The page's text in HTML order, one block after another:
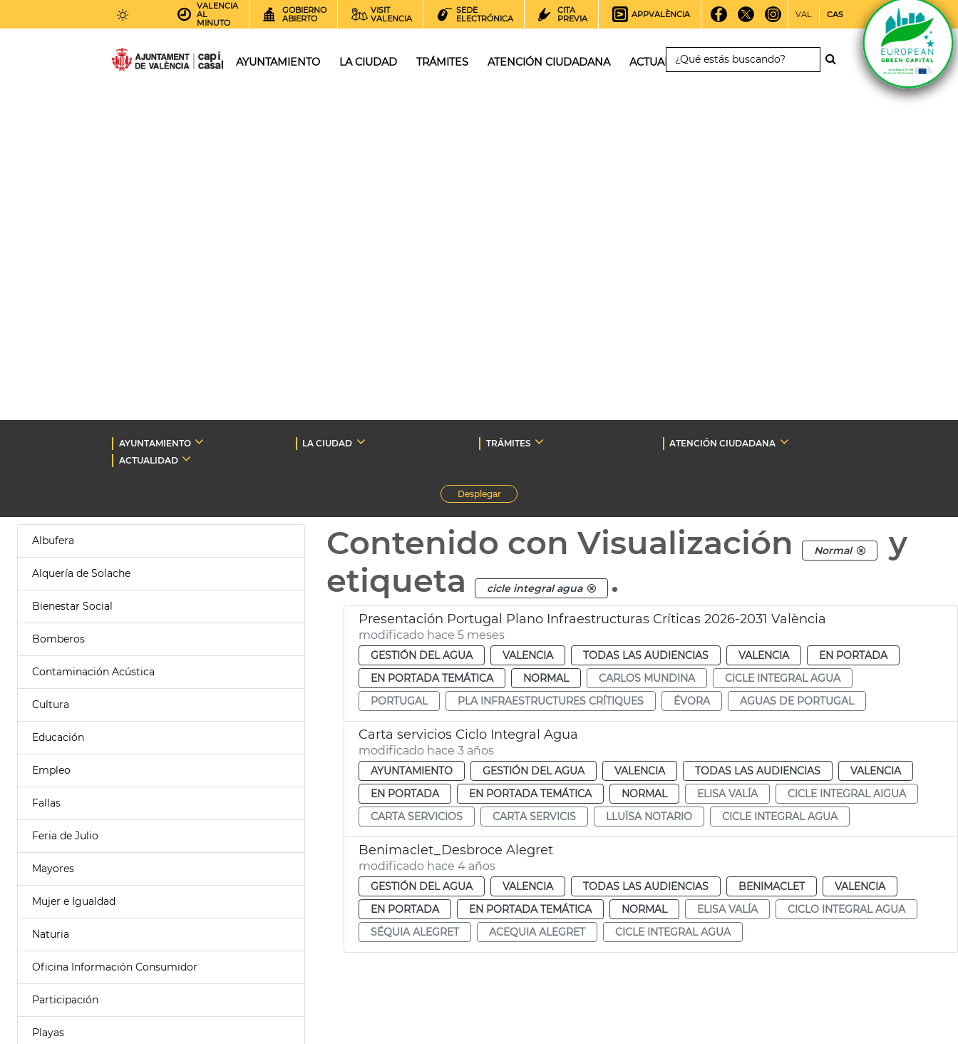
AEMET.GRADOS
VALENCIA
AL
MINUTO
GOBIERNO
ABIERTO
VISIT
VALENCIA
SEDE
ELECTRÓNICA
CITA
PREVIA
APPVALÈNCIA VAL CAS
AYUNTAMIENTO LA CIUDAD TRÁMITES ATENCIÓN CIUDADANA ACTUALIDAD
AYUNTAMIENTO LA CIUDAD TRÁMITES
ATENCIÓN CIUDADANA
ACTUALIDAD
Desplegar
Albufera
Alquería de Solache
Bienestar Social
Bomberos
Contaminación Acústica
Cultura
Educación
Empleo
Fallas
Feria de Julio
Mayores
Mujer e Igualdad
Naturia
Oficina Información Consumidor
Participación
Playas
Contenido con Visualización Normal
y
etiqueta
cicle integral agua .
Presentación Portugal Plano Infraestructuras Críticas 2026-2031 València
modificado hace 5 meses
GESTIÓN DEL AGUA VALENCIA TODAS LAS AUDIENCIAS VALENCIA
EN PORTADA
EN PORTADA TEMÁTICA
NORMAL CARLOS MUNDINA
CICLE INTEGRAL AGUA
PORTUGAL
PLA INFRAESTRUCTURES CRÍTIQUES ÉVORA AGUAS DE PORTUGAL
Carta servicios Ciclo Integral Agua
modificado hace 3 años
AYUNTAMIENTO GESTIÓN DEL AGUA VALENCIA TODAS LAS AUDIENCIAS
VALENCIA
EN PORTADA
EN PORTADA TEMÁTICA NORMAL ELISA VALÍA
CICLE INTEGRAL AIGUA
CARTA SERVICIOS
CARTA SERVICIS LLUÏSA NOTARIO CICLE INTEGRAL AGUA
Benimaclet_Desbroce Alegret
modificado hace 4 años
GESTIÓN DEL AGUA VALENCIA TODAS LAS AUDIENCIAS BENIMACLET
VALENCIA
EN PORTADA
EN PORTADA TEMÁTICA NORMAL ELISA VALÍA
CICLO INTEGRAL AGUA
SÉQUIA ALEGRET
ACEQUIA ALEGRET CICLE INTEGRAL AGUA